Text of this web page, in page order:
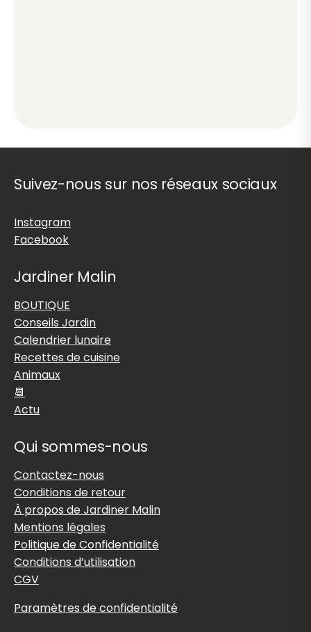
Suivez-nous sur nos réseaux sociaux
Instagram
Facebook
Jardiner Malin
BOUTIQUE
Conseils Jardin
Calendrier lunaire
Recettes de cuisine
Animaux
📆
Actu
Qui sommes-nous
Contactez-nous
Conditions de retour
À propos de Jardiner Malin
Mentions légales
Politique de Confidentialité
Conditions d’utilisation
CGV
Paramètres de confidentialité